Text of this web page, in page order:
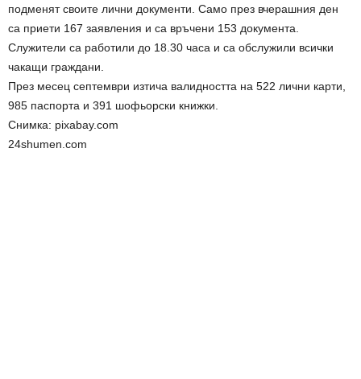
подменят своите лични документи. Само през вчерашния ден
са приети 167 заявления и са връчени 153 документа.
Служители са работили до 18.30 часа и са обслужили всички
чакащи граждани.
През месец септември изтича валидността на 522 лични карти,
985 паспорта и 391 шофьорски книжки.
Снимка: pixabay.com
24shumen.com